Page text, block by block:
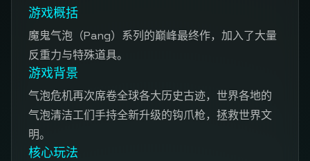
游戏概括
魔鬼气泡（Pang）系列的巅峰最终作，加入了大量
反重力与特殊道具。
游戏背景
气泡危机再次席卷全球各大历史古迹，世界各地的
气泡清洁工们手持全新升级的钩爪枪，拯救世界文
明。
核心玩法